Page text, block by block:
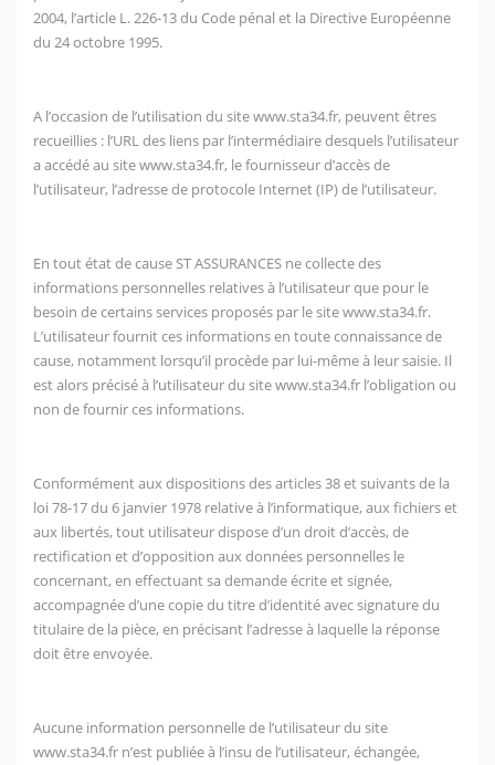
2004, l’article L. 226-13 du Code pénal et la Directive Européenne
du 24 octobre 1995.
A l’occasion de l’utilisation du sitewww.sta34.fr, peuvent êtres
recueillies : l’URL des liens par l’intermédiaire desquels l’utilisateur
a accédé au sitewww.sta34.fr, le fournisseur d’accès de
l’utilisateur, l’adresse de protocole Internet (IP) de l’utilisateur.
En tout état de cause ST ASSURANCES ne collecte des
informations personnelles relatives à l’utilisateur que pour le
besoin de certains services proposés par le sitewww.sta34.fr.
L’utilisateur fournit ces informations en toute connaissance de
cause, notamment lorsqu’il procède par lui-même à leur saisie. Il
est alors précisé à l’utilisateur du sitewww.sta34.fr l’obligation ou
non de fournir ces informations.
Conformément aux dispositions des articles 38 et suivants de la
loi 78-17 du 6 janvier 1978 relative à l’informatique, aux fichiers et
aux libertés, tout utilisateur dispose d’un droit d’accès, de
rectification et d’opposition aux données personnelles le
concernant, en effectuant sa demande écrite et signée,
accompagnée d’une copie du titre d’identité avec signature du
titulaire de la pièce, en précisant l’adresse à laquelle la réponse
doit être envoyée.
Aucune information personnelle de l’utilisateur du site
www.sta34.fr n’est publiée à l’insu de l’utilisateur, échangée,